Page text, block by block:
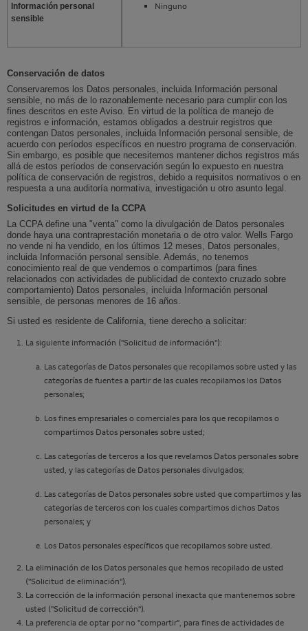
Información personal
sensible
Ninguno
Conservación de datos
Conservaremos los Datos personales, incluida Información personal
sensible, no más de lo razonablemente necesario para cumplir con los
fines descritos en este Aviso. En virtud de la política de manejo de
registros e información, estamos obligados a destruir registros que
contengan Datos personales, incluida Información personal sensible, de
acuerdo con períodos específicos en nuestro programa de conservación.
Sin embargo, es posible que necesitemos mantener dichos registros más
allá de estos períodos de conservación según lo expuesto en nuestra
política de conservación de registros, debido a requisitos normativos o en
respuesta a una auditoría normativa, investigación u otro asunto legal.
Solicitudes en virtud de la CCPA
La CCPA define una "venta" como la divulgación de Datos personales
donde haya una contraprestación monetaria o de otro valor. Wells Fargo
no vende ni ha vendido, en los últimos 12 meses, Datos personales,
incluida Información personal sensible. Además, no tenemos
conocimiento real de que vendemos o compartimos (para fines
relacionados con actividades de publicidad de contexto cruzado sobre
comportamiento) Datos personales, incluida Información personal
sensible, de personas menores de 16 años.
Si usted es residente de California, tiene derecho a solicitar:
La siguiente información ("Solicitud de información"):
Las categorías de Datos personales que recopilamos sobre usted y las
categorías de fuentes a partir de las cuales recopilamos los Datos
personales;
Los fines empresariales o comerciales para los que recopilamos o
compartimos Datos personales sobre usted;
Las categorías de terceros a los que revelamos Datos personales sobre
usted, y las categorías de Datos personales divulgados;
Las categorías de Datos personales sobre usted que compartimos y las
categorías de terceros con los cuales compartimos dichos Datos
personales; y
Los Datos personales específicos que recopilamos sobre usted.
La eliminación de los Datos personales que hemos recopilado de usted
("Solicitud de eliminación").
La corrección de la información personal inexacta que mantenemos sobre
usted ("Solicitud de corrección").
La preferencia de optar por no "compartir", para fines de actividades de